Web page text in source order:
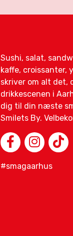
Sushi, salat,
kaffe, croissanter,
skriver om alt det,
drikkescenen i
dig til din næste
Smilets By.
#smagaarhus